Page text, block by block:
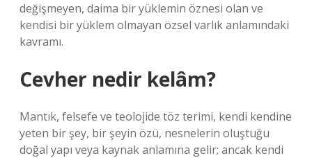
değişmeyen, daima bir yüklemin öznesi olan ve
kendisi bir yüklem olmayan özsel varlık anlamındaki
kavramı.
Cevher nedir kelâm?
Mantık, felsefe ve teolojide töz terimi, kendi kendine
yeten bir şey, bir şeyin özü, nesnelerin oluştuğu
doğal yapı veya kaynak anlamına gelir; ancak kendi